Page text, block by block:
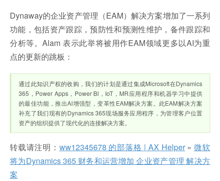
Dynaway的企业资产管理（EAM）解决方案增加了一系列
功能，包括资产跟踪，预防性和预测性维护，备件跟踪和
分析等。Alam 表示此举将被用作EAM领域更多以AI为重
点的更新的跳板：
通过此知识产权的收购，我们的计划是通过集成Microsoft在Dynamics
365，Power Apps，Power BI，IoT，MR应用程序和机器学习中提供
的最佳功能，推出AI增强型，变革性EAM解决方案。此EAM解决方案
补充了我们现有的Dynamics 365现场服务应用程序，为管理客户位置
资产的组织提供了现代化的连接解决方​​案。
转载请注明： ww12345678 的部落格 | AX Helper»微软
将为Dynamics 365 财务和运营增加 企业资产管理 解决方
案